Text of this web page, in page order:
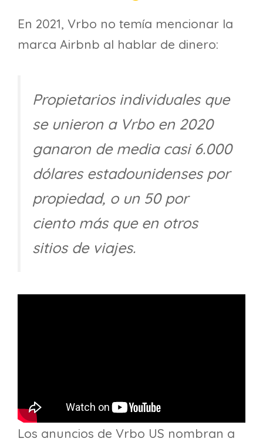
En 2021, Vrbo no temía mencionar la
marca Airbnb al hablar de dinero:
Propietarios individuales que
se unieron a Vrbo en 2020
ganaron de media casi 6.000
dólares estadounidenses por
propiedad, o un 50 por
ciento más que en otros
sitios de viajes.
Los anuncios de Vrbo US nombran a